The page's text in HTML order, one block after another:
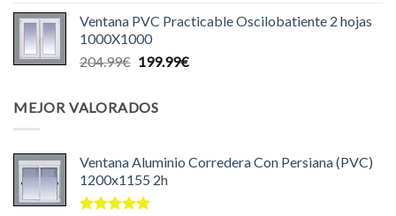
original
era:
140.00€.
actual
125.00€.
Ventana PVC Practicable Oscilobatiente 2 hojas
1000X1000
204.99€ El
era:
199.99€El
MEJOR VALORADOS
Ventana Aluminio Corredera Con Persiana (PVC)
1200x1155 2h